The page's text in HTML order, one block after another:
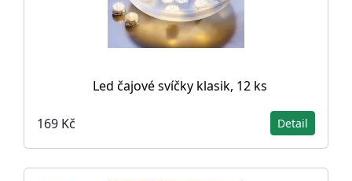
Led čajové svíčky klasik, 12 ks
169 Kč Detail